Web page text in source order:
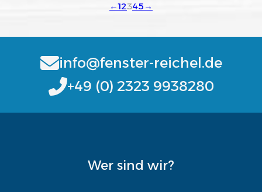
←12345 →
info@fenster-reichel.de
+49 (0) 2323 9938280
Wer sind wir?